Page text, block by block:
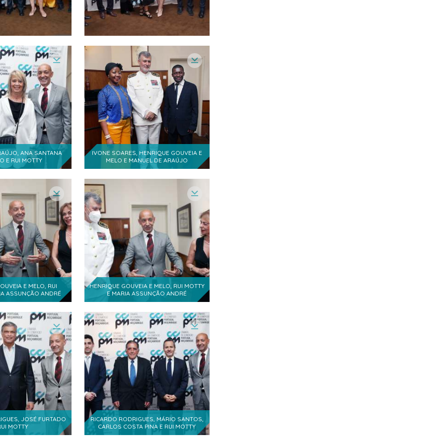
Escola Náutica I. D. Henrique
I. D. Henrique
de Direito, estudante 1
Empresas, estudante
Strategic Design
1
Vice Presidente da Comissão de Ética
1
Geral da CCPM 1
1
1
1
1
1
ANA SANTANA
E RUI MOTTY
IVONE SOARES, HENRIQUE GOUVEIA E
MELO E MANUEL DE ARAÚJO
E MELO, RUI
ASSUNÇÃO ANDRÉ
HENRIQUE GOUVEIA E MELO, RUI MOTTY
E MARIA ASSUNÇÃO ANDRÉ
JOSÉ FURTADO
MOTTY
RICARDO RODRIGUES, MÁRIO SANTOS,
CARLOS COSTA PINA E RUI MOTTY